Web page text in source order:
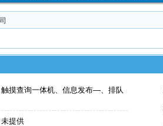
触摸查询一体机、信息发布—、排队
未提供